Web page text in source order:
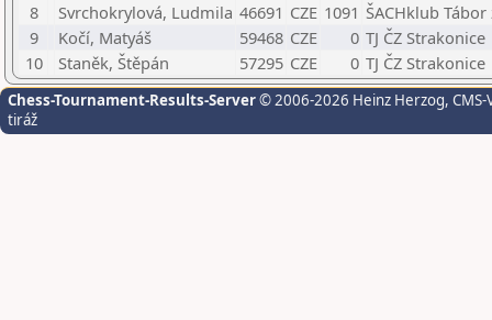
8
Svrchokrylová, Ludmila 46691 CZE 1091 ŠACHklub Tábor
9
Kočí, Matyáš 59468 CZE 0 TJ ČZ Strakonice
10
Staněk, Štěpán 57295 CZE 0 TJ ČZ Strakonice
Chess-Tournament-Results-Server© 2006-2026 Heinz Herzog,
tiráž